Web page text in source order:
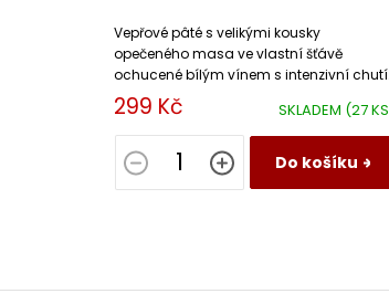
SKLADEM (27
299 Kč
Do košíku
Vepřové pâté s velikými kousky
opečeného masa ve vlastní šťávě
ochucené bílým vínem s intenzivní
vůní koření.